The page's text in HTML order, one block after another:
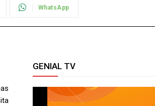
WhatsApp
GENIAL TV